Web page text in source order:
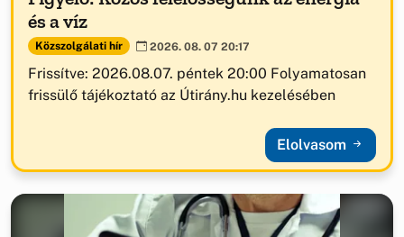
és a víz
Közszolgálati hír 2026. 08. 07 20:17
Frissítve: 2026.08.07. péntek 20:00 Folyamatosan
frissülő tájékoztató az Útirány.hu kezelésében
Elolvasom